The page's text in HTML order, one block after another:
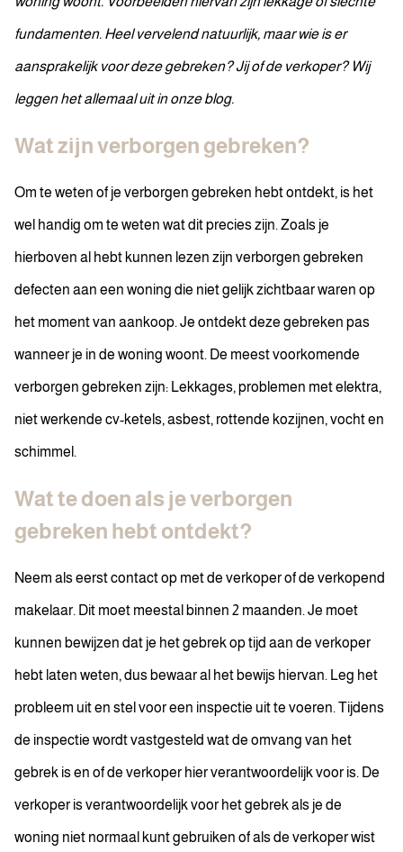
fundamenten. Heel vervelend natuurlijk, maar wie is er
aansprakelijk voor deze gebreken? Jij of de verkoper? Wij
leggen het allemaal uit in onze blog.
Wat zijn verborgen gebreken?
Om te weten of je verborgen gebreken hebt ontdekt, is het
wel handig om te weten wat dit precies zijn. Zoals je
hierboven al hebt kunnen lezen zijn verborgen gebreken
defecten aan een woning die niet gelijk zichtbaar waren op
het moment van aankoop. Je ontdekt deze gebreken pas
wanneer je in de woning woont. De meest voorkomende
verborgen gebreken zijn: Lekkages, problemen met elektra,
niet werkende cv-ketels, asbest, rottende kozijnen, vocht en
schimmel.
Wat te doen als je verborgen
gebreken hebt ontdekt?
Neem als eerst contact op met de verkoper of de verkopend
makelaar. Dit moet meestal binnen 2 maanden. Je moet
kunnen bewijzen dat je het gebrek op tijd aan de verkoper
hebt laten weten, dus bewaar al het bewijs hiervan. Leg het
probleem uit en stel voor een inspectie uit te voeren. Tijdens
de inspectie wordt vastgesteld wat de omvang van het
gebrek is en of de verkoper hier verantwoordelijk voor is. De
verkoper is verantwoordelijk voor het gebrek als je de
woning niet normaal kunt gebruiken of als de verkoper wist